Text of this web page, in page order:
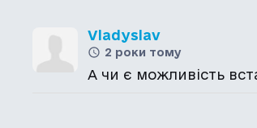
Vladyslav
2 роки тому
А чи є можливість